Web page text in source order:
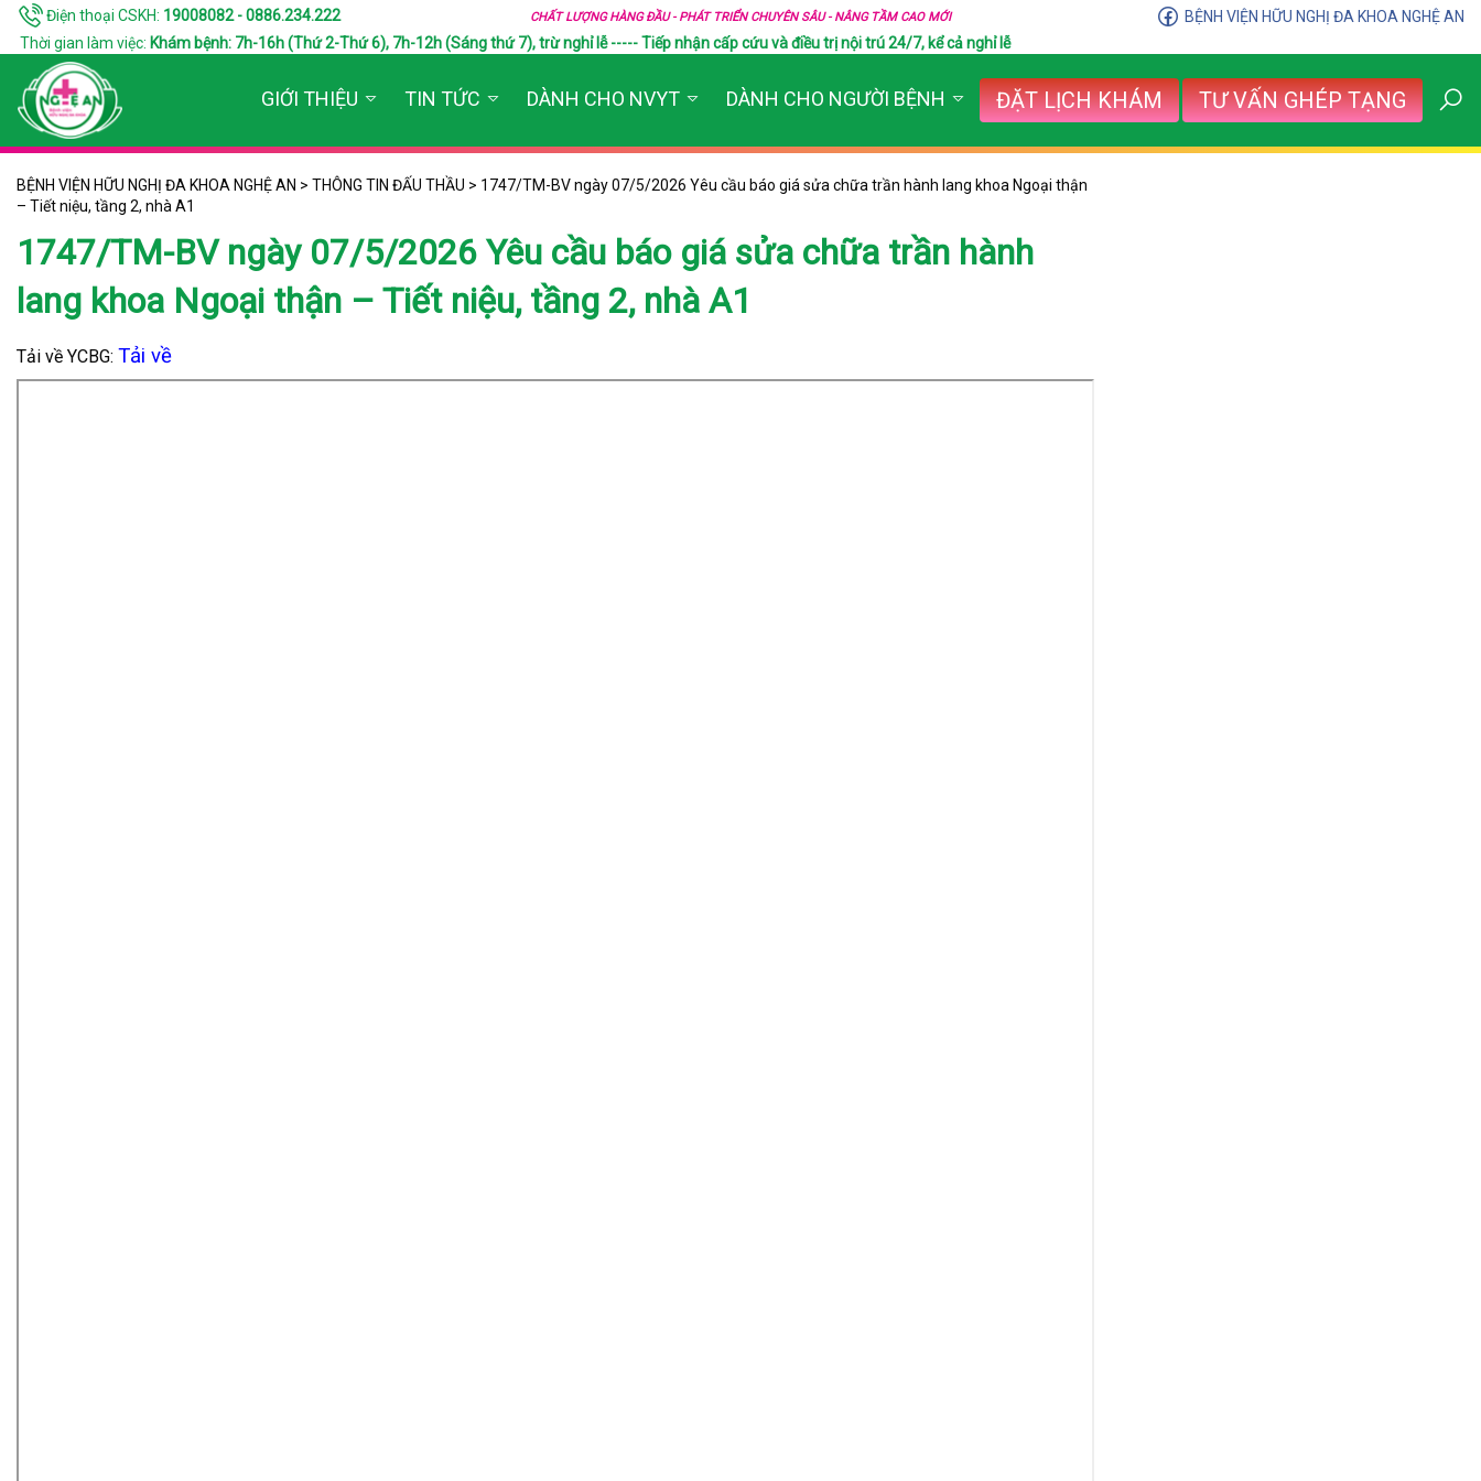
Điện thoại CSKH: 19008082 - 0886.234.222 CHẤT LƯỢNG HÀNG ĐẦU - PHÁT TRIỂN CHUYÊN SÂU - NÂNG TẦM CAO MỚI
BỆNH VIỆN HỮU NGHỊ ĐA KHOA NGHỆ AN
Thời gian làm việc: Khám bệnh: 7h-16h (Thứ 2-Thứ 6), 7h-12h (Sáng thứ 7), trừ nghỉ lễ ----- Tiếp nhận cấp cứu và điều trị nội trú 24/7, kể cả nghỉ lễ
GIỚI THIỆU TIN TỨC DÀNH CHO NVYT DÀNH CHO NGƯỜI BỆNH ĐẶT LỊCH KHÁM TƯ VẤN GHÉP TẠNG
BỆNH VIỆN HỮU NGHỊ ĐA KHOA NGHỆ AN > THÔNG TIN ĐẤU THẦU > 1747/TM-BV ngày 07/5/2026 Yêu cầu báo giá sửa chữa trần hành lang khoa Ngoại thận
– Tiết niệu, tầng 2, nhà A1
1747/TM-BV ngày 07/5/2026 Yêu cầu báo giá sửa chữa trần hành
lang khoa Ngoại thận – Tiết niệu, tầng 2, nhà A1
Tải về YCBG: Tải về